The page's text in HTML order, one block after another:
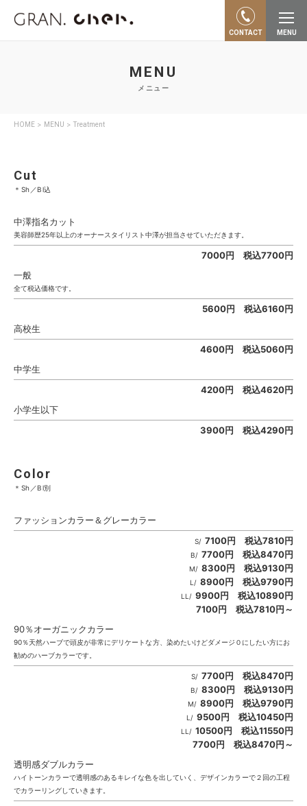
MENU
CONTACT
MENU
メニュー
HOME > MENU > Treatment
Cut
＊Sh／Bl込
中澤指名カット
美容師歴25年以上のオーナースタイリスト中澤が担当させていただきます。
7000円 税込7700円
一般
全て税込価格です。
5600円 税込6160円
高校生
4600円 税込5060円
中学生
4200円 税込4620円
小学生以下
3900円 税込4290円
Color
＊Sh／Bl別
ファッションカラー＆グレーカラー
S/ 7100円 税込7810円
B/ 7700円 税込8470円
M/ 8300円 税込9130円
L/ 8900円 税込9790円
LL/ 9900円 税込10890円
7100円 税込7810円～
90％オーガニックカラー
90％天然ハーブで頭皮が非常にデリケートな方、染めたいけどダメージ０にしたい方にお
勧めのハーブカラーです。
S/ 7700円 税込8470円
B/ 8300円 税込9130円
M/ 8900円 税込9790円
L/ 9500円 税込10450円
LL/ 10500円 税込11550円
7700円 税込8470円～
透明感ダブルカラー
ハイトーンカラーで透明感のあるキレイな色を出していく、デザインカラーで２回の工程
でカラーリングしていきます。